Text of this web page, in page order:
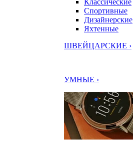
Классические
Спортивные
Дизайнерские
Яхтенные
ШВЕЙЦАРСКИЕ ›
УМНЫЕ ›